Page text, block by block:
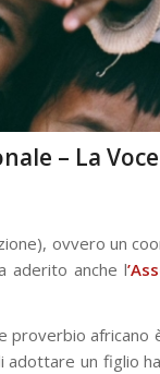
– La
ovvero un
aderito anche l
proverbio africano
adottare un figlio